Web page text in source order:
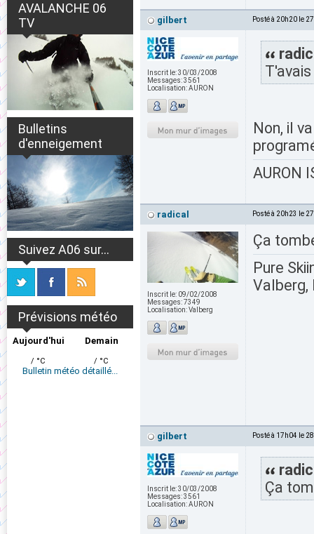
AVALANCHE 06
TV
Bulletins
d'enneigement
Suivez A06 sur...
Prévisions météo
Aujourd'hui
/ °C
Demain
/ °C
Bulletin météo détaillé...
gilbert Posté à 20h20 le
Inscrit le:30/03/2008
Messages:3561
Localisation:AURON
Non, il
AURON
radical Posté à 20h23 le
Inscrit le: 09/02/2008
Messages:7349
Localisation:Valberg
Ça
Pure
Valberg,
gilbert Posté à 17h04 le
Inscrit le:30/03/2008
Messages:3561
Localisation:AURON
Ça